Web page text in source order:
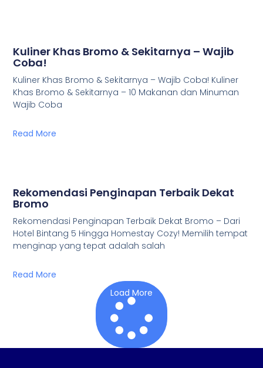
Kuliner Khas Bromo & Sekitarnya – Wajib
Coba!
Kuliner Khas Bromo & Sekitarnya – Wajib Coba! Kuliner
Khas Bromo & Sekitarnya – 10 Makanan dan Minuman
Wajib Coba
Read More
Rekomendasi Penginapan Terbaik Dekat
Bromo
Rekomendasi Penginapan Terbaik Dekat Bromo – Dari
Hotel Bintang 5 Hingga Homestay Cozy! Memilih tempat
menginap yang tepat adalah salah
Read More
Load More